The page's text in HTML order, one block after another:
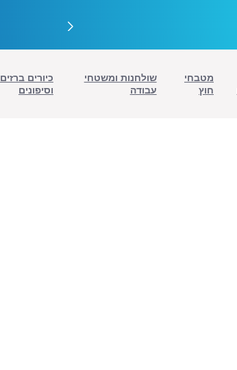
מטבחי
חוץ
שולחנות ומשטחי
עבודה
כיורים ברזים
וסיפונים